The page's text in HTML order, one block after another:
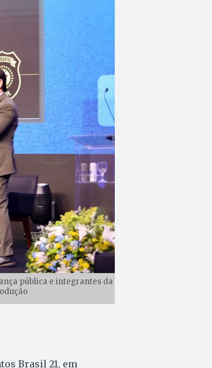
pública e integrantes da
Brasil 21, em